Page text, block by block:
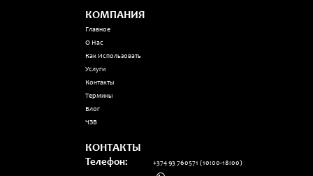
КОМПАНИЯ
Главное
О Нас
Как Использовать
Услуги
Контакты
Термины
Блог
ЧЗВ
КОНТАКТЫ
Телефон: +374 93 760571 (10:00-18:00)